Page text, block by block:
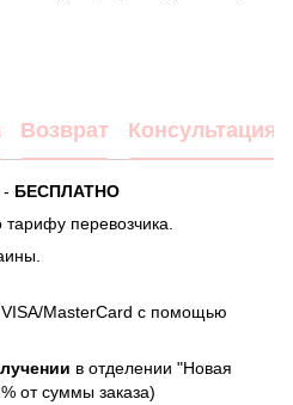
Возврат Консультация
- БЕСПЛАТНО
перевозчика.
VISA/MasterCard с помощью
в отделении "Новая
от суммы заказа)